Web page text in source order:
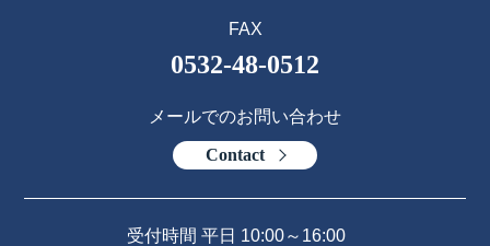
FAX
0532-48-0512
メールでのお問い合わせ
Contact
受付時間 平日 10:00～16:00